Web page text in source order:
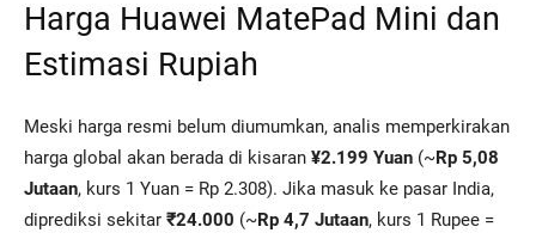
Harga Huawei MatePad Mini dan
Estimasi Rupiah
Meski harga resmi belum diumumkan, analis memperkirakan
harga global akan berada di kisaran ¥2.199 Yuan (~Rp 5,08
Jutaan, kurs 1 Yuan = Rp 2.308). Jika masuk ke pasar India,
diprediksi sekitar ₹24.000 (~Rp 4,7 Jutaan, kurs 1 Rupee =